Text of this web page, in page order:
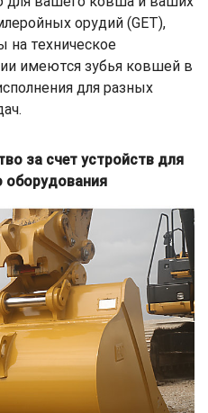
орудий (GET),
на техническое
имеются зубья ковшей в
для разных
за счет устройств для
оборудования